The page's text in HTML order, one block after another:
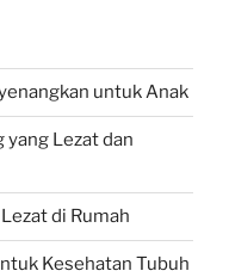
untuk Anak
yang Lezat dan
di Rumah
Kesehatan Tubuh